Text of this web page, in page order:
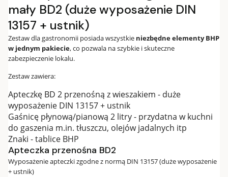
mały BD2 (duże wyposażenie DIN
13157 + ustnik)
Zestaw dla gastronomii posiada wszystkie niezbędne elementy BHP
w jednym pakiecie, co pozwala na szybkie i skuteczne
zabezpieczenie lokalu.
Zestaw zawiera:
Apteczkę BD 2 przenośną z wieszakiem - duże
wyposażenie DIN 13157 + ustnik
Gaśnicę płynową/pianową 2 litry - przydatna w kuchni
do gaszenia m.in. tłuszczu, olejów jadalnych itp
Znaki - tablice BHP
Apteczka przenośna BD2
Wyposażenie apteczki zgodne z normą DIN 13157 (duże wyposażenie
+ ustnik)